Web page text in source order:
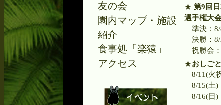
★ 第9回
選手権大
準決：8/
決勝：8/
祝勝会
★おしご
8/11(火
8/15(土
8/16(日)
友の会
園内マップ・施設
紹介
食事処「楽猿」
アクセス